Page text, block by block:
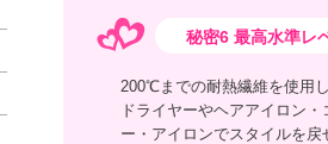
秘密6 最高水準レ
200℃までの耐熱繊維を使用し
ドライヤーやヘアアイロン
ー・アイロンでスタイルを